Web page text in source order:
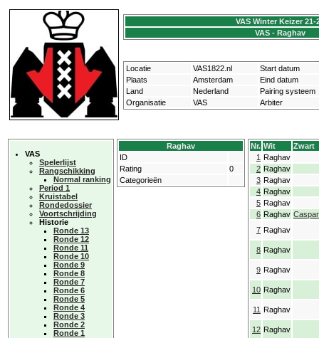
VAS Winter Keizer 21-
VAS - Raghav
Locatie VAS1822.nl
Start datum
Plaats
Amsterdam
Eind datum
Land
Nederland
Pairing systeem
Organisatie
VAS Arbiter
VAS
Spelerlijst
Rangschikking
Normal ranking
Period 1
Kruistabel
Rondedossier
Voortschrijding
Historie
Ronde 13
Ronde 12
Ronde 11
Ronde 10
Ronde 9
Ronde 8
Ronde 7
Ronde 6
Ronde 5
Ronde 4
Ronde 3
Ronde 2
Ronde 1
Raghav
ID
Rating
0
Categorieën
Nr. Wit
Zwart
1 Raghav
2 Raghav
3 Raghav
4 Raghav
5 Raghav
6 Raghav Caspar
7 Raghav
8 Raghav
9 Raghav
10 Raghav
11 Raghav
12 Raghav